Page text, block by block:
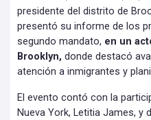
presidente del distrito de
presentó su informe de los
segundo mandato, en un
Brooklyn, donde destacó
atención a inmigrantes y
El evento contó con la
Nueva York, Letitia James, y